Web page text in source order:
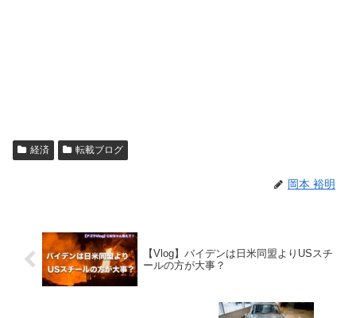
経済 転載ブログ
岡本 裕明
【Vlog】バイデンは日米同盟よりUSスチ
ールの方が大事？